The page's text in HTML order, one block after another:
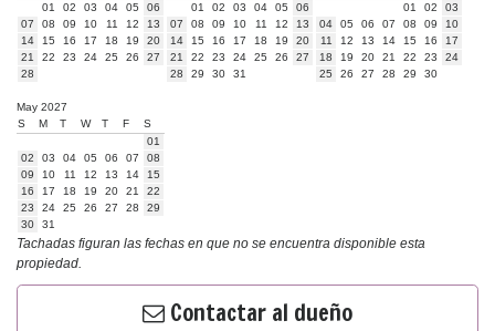
01
02 03 04 05
06
07
08 09 10 11 12
13
14
15 16 17 18 19
20
21
22 23 24 25 26
27
28
01
02 03 04 05
06
07
08 09 10 11 12
13
14
15 16 17 18 19
20
21
22 23 24 25 26
27
28
29 30 31
01
02
03
04
05 06 07 08 09
10
11
12 13 14 15 16
17
18
19 20 21 22 23
24
25
26 27 28 29 30
May 2027
S
M T W T F
S
01
02
03 04 05 06 07
08
09
10 11 12 13 14
15
16
17 18 19 20 21
22
23
24 25 26 27 28
29
30
31
Tachadas figuran las fechas en que no se encuentra disponible esta
propiedad.
Contactar al dueño